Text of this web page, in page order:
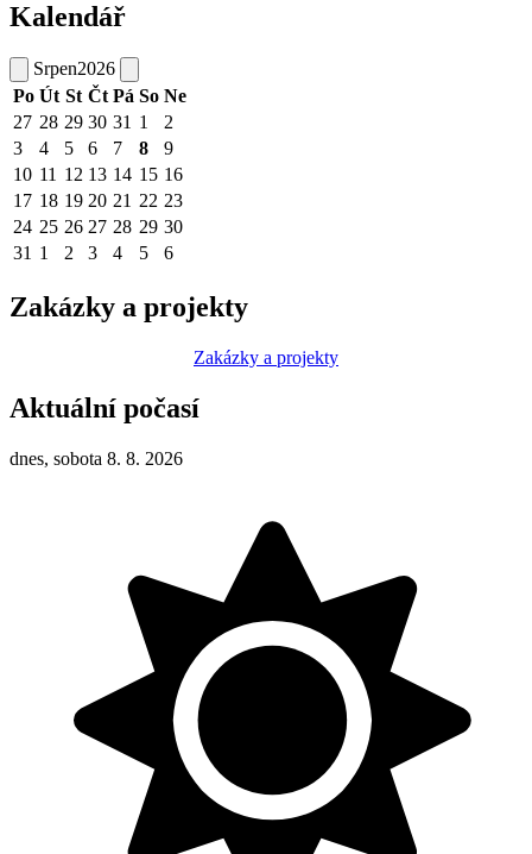
Kalendář
Srpen2026
Po Út St Čt Pá So Ne
27 28 29 30 31 1
2
3
4 5 6 7 8
9
10 11 12 13 14 15 16
17 18 19 20 21 22 23
24 25 26 27 28 29 30
31 1 2 3 4 5 6
Zakázky a projekty
Zakázky a projekty
Aktuální počasí
dnes, sobota 8. 8. 2026